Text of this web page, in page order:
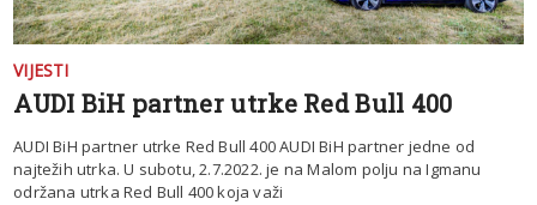
VIJESTI
AUDI BiH partner utrke Red Bull 400
AUDI BiH partner utrke Red Bull 400 AUDI BiH partner jedne od
najtežih utrka. U subotu, 2.7.2022. je na Malom polju na Igmanu
održana utrka Red Bull 400 koja važi